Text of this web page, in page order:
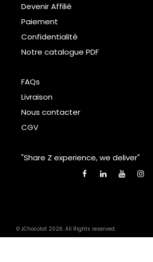
Devenir Affilié
Paiement
Confidentialité
Notre catalogue PDF
FAQs
Livraison
Nous contacter
CGV
"Share Z experience, we deliver"
© zChocolat 2026. All Rights reserved.